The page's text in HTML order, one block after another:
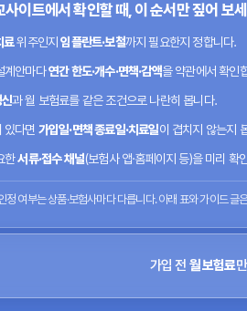
이트에서 확인할 때, 이 순서만 짚어 보
료위주인지임플란트·보철까지 필요한지 정합니다.
계안마다연간 한도·개수·면책·감액을 약관에서 확인
과 월 보험료를 같은 조건으로 나란히 봅니다.
있다면 가입일·면책 종료일·치료일이 겹치지 않는지
한서류·접수 채널(보험사 앱·홈페이지 등)을 미리 확
정 여부는 상품·보험사마다 다릅니다. 아래 표와 가이드 글
가입 전 월 보험료